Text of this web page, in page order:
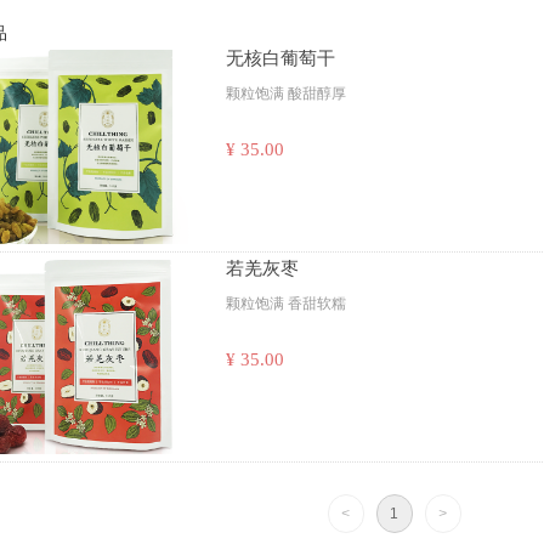
无核白葡萄干
颗粒饱满 酸甜醇厚
¥ 35.00
若羌灰枣
颗粒饱满 香甜软糯
¥ 35.00
< 1 >